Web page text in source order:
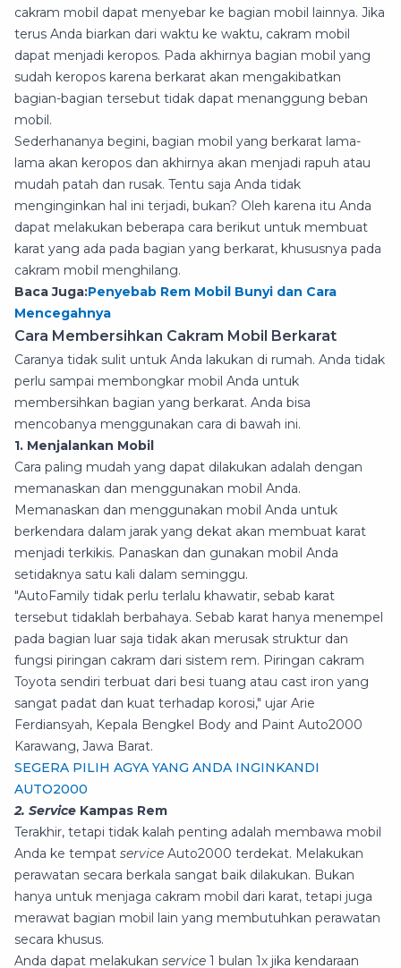
cakram mobil dapat menyebar ke bagian mobil lainnya. Jika
terus Anda biarkan dari waktu ke waktu, cakram mobil
dapat menjadi keropos. Pada akhirnya bagian mobil yang
sudah keropos karena berkarat akan mengakibatkan
bagian-bagian tersebut tidak dapat menanggung beban
mobil.
Sederhananya begini, bagian mobil yang berkarat lama-
lama akan keropos dan akhirnya akan menjadi rapuh atau
mudah patah dan rusak. Tentu saja Anda tidak
menginginkan hal ini terjadi, bukan? Oleh karena itu Anda
dapat melakukan beberapa cara berikut untuk membuat
karat yang ada pada bagian yang berkarat, khususnya pada
cakram mobil menghilang.
Baca Juga:Penyebab Rem Mobil Bunyi dan Cara
Mencegahnya
Cara Membersihkan Cakram Mobil Berkarat
Caranya tidak sulit untuk Anda lakukan di rumah. Anda tidak
perlu sampai membongkar mobil Anda untuk
membersihkan bagian yang berkarat. Anda bisa
mencobanya menggunakan cara di bawah ini.
1. Menjalankan Mobil
Cara paling mudah yang dapat dilakukan adalah dengan
memanaskan dan menggunakan mobil Anda.
Memanaskan dan menggunakan mobil Anda untuk
berkendara dalam jarak yang dekat akan membuat karat
menjadi terkikis. Panaskan dan gunakan mobil Anda
setidaknya satu kali dalam seminggu.
"AutoFamily tidak perlu terlalu khawatir, sebab karat
tersebut tidaklah berbahaya. Sebab karat hanya menempel
pada bagian luar saja tidak akan merusak struktur dan
fungsi piringan cakram dari sistem rem. Piringan cakram
Toyota sendiri terbuat dari besi tuang atau cast iron yang
sangat padat dan kuat terhadap korosi," ujar Arie
Ferdiansyah, Kepala Bengkel Body and Paint Auto2000
Karawang, Jawa Barat.
SEGERA PILIH AGYA YANG ANDA INGINKANDI
AUTO2000
2. Service Kampas Rem
Terakhir, tetapi tidak kalah penting adalah membawa mobil
Anda ke tempat service Auto2000 terdekat. Melakukan
perawatan secara berkala sangat baik dilakukan. Bukan
hanya untuk menjaga cakram mobil dari karat, tetapi juga
merawat bagian mobil lain yang membutuhkan perawatan
secara khusus.
Anda dapat melakukan service 1 bulan 1x jika kendaraan